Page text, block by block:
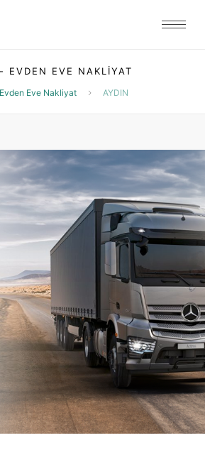
EVDEN EVE NAKLIYAT
Evden Eve Nakliyat AYDIN